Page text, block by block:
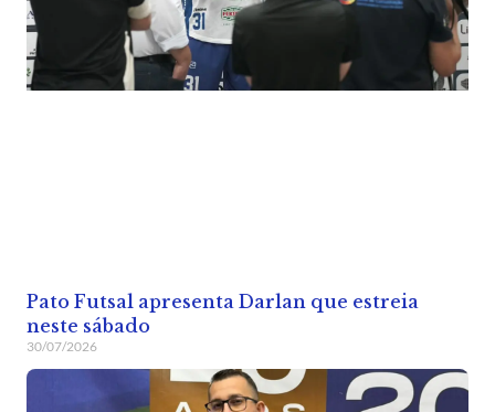
Pato Futsal apresenta Darlan que estreia
neste sábado
30/07/2026